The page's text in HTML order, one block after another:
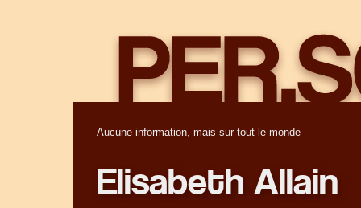
Aucune information, mais sur tout le monde
Elisabeth Allain